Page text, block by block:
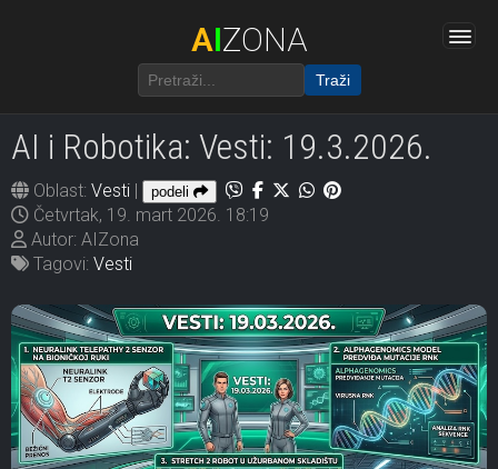
AIZONA
Traži
AI i Robotika: Vesti: 19.3.2026.
Oblast: Vesti | podeli
Četvrtak, 19. mart 2026. 18:19
Autor: AIZona
Tagovi: Vesti